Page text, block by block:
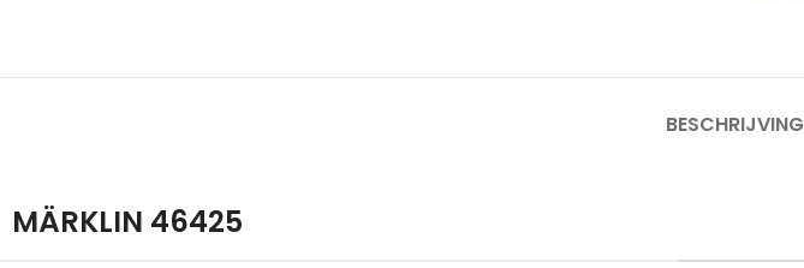
BESCHRIJVING
MÄRKLIN 46425